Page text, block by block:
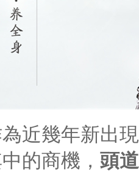
近幾年新出
的商機， 頭